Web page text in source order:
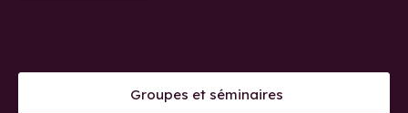
Groupes et séminaires